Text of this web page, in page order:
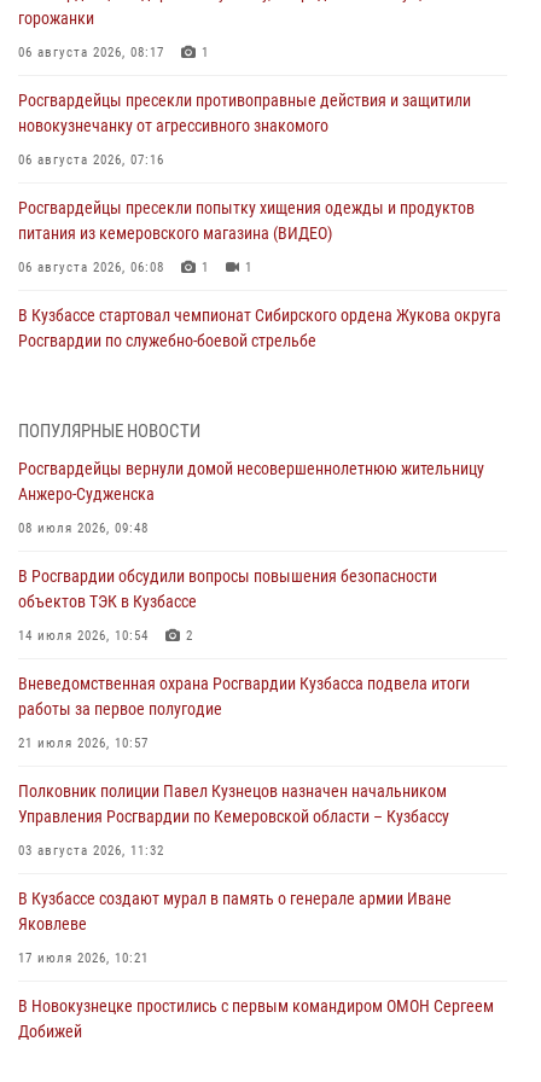
горожанки
06 августа 2026, 08:17 1
Росгвардейцы пресекли противоправные действия и защитили
новокузнечанку от агрессивного знакомого
06 августа 2026, 07:16
Росгвардейцы пресекли попытку хищения одежды и продуктов
питания из кемеровского магазина (ВИДЕО)
06 августа 2026, 06:08 1 1
В Кузбассе стартовал чемпионат Сибирского ордена Жукова округа
Росгвардии по служебно-боевой стрельбе
Росгвардейцы задержали в Кемерове дебошира, устроившего
05 августа 2026, 09:30
Росгвардейцы задержали участника драки, причинившего побои
05 августа 2026, 08:50
Росгвардейцы пресекли нарушение общественного порядка на
05 августа 2026, 08:10
Росгвардейцы в Юрге пресекли попытку проникновения на
05 августа 2026, 07:45
ПОПУЛЯРНЫЕ НОВОСТИ
Росгвардейцы вернули домой несовершеннолетнюю жительницу
Анжеро-Судженска
08 июля 2026, 09:48
В Росгвардии обсудили вопросы повышения безопасности
объектов ТЭК в Кузбассе
14 июля 2026, 10:54 2
Вневедомственная охрана Росгвардии Кузбасса подвела итоги
работы за первое полугодие
21 июля 2026, 10:57
Полковник полиции Павел Кузнецов назначен начальником
Управления Росгвардии по Кемеровской области – Кузбассу
03 августа 2026, 11:32
В Кузбассе создают мурал в память о генерале армии Иване
Яковлеве
17 июля 2026, 10:21
В Новокузнецке простились с первым командиром ОМОН Сергеем
Добижей